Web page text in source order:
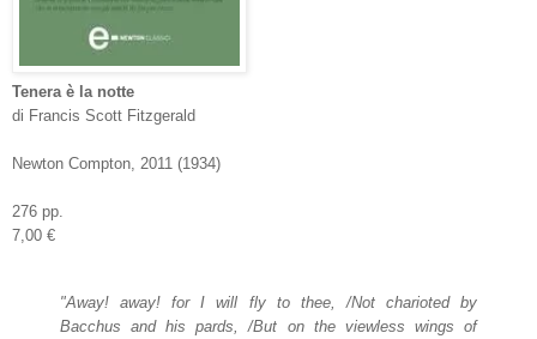
Tenera è la notte
di Francis Scott Fitzgerald
Newton Compton, 2011 (1934)
276 pp.
7,00 €
"Away! away! for I will fly to thee, /Not charioted by
Bacchus and his pards, /But on the viewless wings of